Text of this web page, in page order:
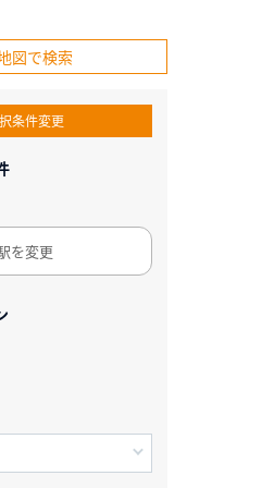
図で検索
条件変更
を変更